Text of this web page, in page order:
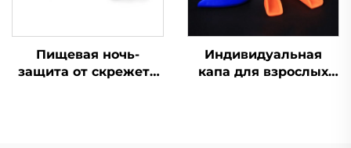
Пищевая ночь-
защита от скрежета
Индивидуальная
капа для взрослых